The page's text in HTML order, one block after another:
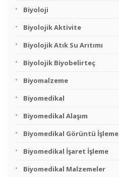
Biyoloji
Biyolojik Aktivite
Biyolojik Atık Su Arıtımı
Biyolojik Biyobelirteç
Biyomalzeme
Biyomedikal
Biyomedikal Alaşım
Biyomedikal Görüntü İşleme
Biyomedikal İşaret İşleme
Biyomedikal Malzemeler